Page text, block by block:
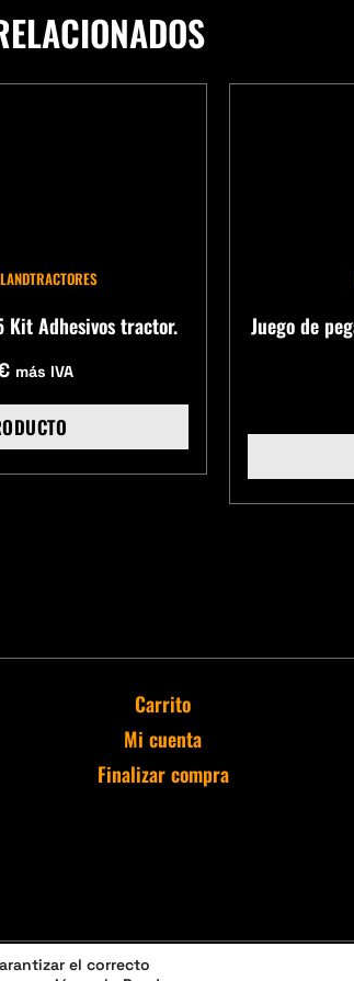
TRACTORES
Kit Adhesivos tractor.
más IVA
Juego de
Carrito
Mi cuenta
Finalizar compra
el correcto